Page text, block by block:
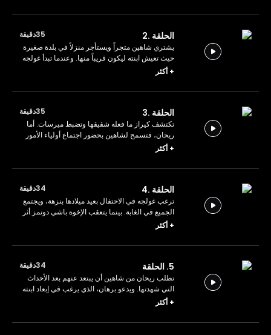
الحلقة .2
35دقيقة
يشتري شاهين متجراً ويستأجر منزلاً في بلدة صغيرة
حيث تعيش ابنته ليكون قريباً منها. وعندما تبدأ غولجه
في البحث عن حقيقة والدها، تجد والدتها نفسها في
+أكثر
الحلقة .3
35دقيقة
تكتشف كيراز ما فعله شقيقها وتضبط ميرسات. أما
ريحان، فتسمح لشاهين بحضور اجتماع أولياء الأمور
الخاص بغولجه، لكنها تحذّره من التورط في أي أمر
+أكثر
الحلقة .4
34دقيقة
ترغب غولجه في الاحتفال بعيد ميلادها بنزهة، ويجتمع
الجميع في الغابة. بينما يتعقب الإخوة باشي دونمز أثر
شاهين طمعاً في الجائزة الموضوعة مقابل رأسه.
+أكثر
5. الحلقة
34دقيقة
تطلب ريحان من شاهين أن يبتعد عنهم بعد الأحداث
التي شهدتها. ويدعو برهان، الذي يرغب في إبعاد ابنته
عن شاهين، أمير للتقدم وطلب يد ريحان للزواج.
+أكثر